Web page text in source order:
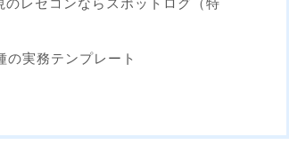
レセコンならスポットログ（特
の実務テンプレート